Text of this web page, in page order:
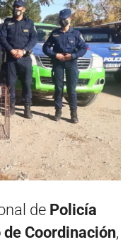
de Policía
Coordinación,